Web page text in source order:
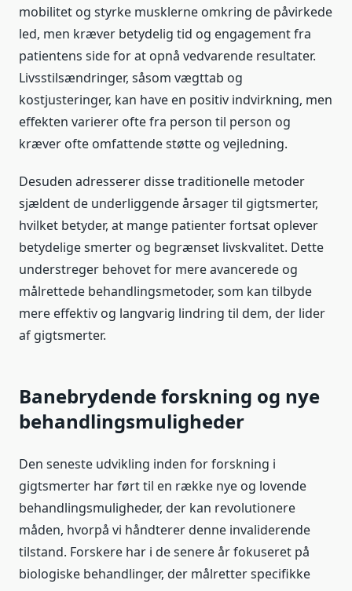
mobilitet og styrke musklerne omkring de påvirkede
led, men kræver betydelig tid og engagement fra
patientens side for at opnå vedvarende resultater.
Livsstilsændringer, såsom vægttab og
kostjusteringer, kan have en positiv indvirkning, men
effekten varierer ofte fra person til person og
kræver ofte omfattende støtte og vejledning.
Desuden adresserer disse traditionelle metoder
sjældent de underliggende årsager til gigtsmerter,
hvilket betyder, at mange patienter fortsat oplever
betydelige smerter og begrænset livskvalitet. Dette
understreger behovet for mere avancerede og
målrettede behandlingsmetoder, som kan tilbyde
mere effektiv og langvarig lindring til dem, der lider
af gigtsmerter.
Banebrydende forskning og nye
behandlingsmuligheder
Den seneste udvikling inden for forskning i
gigtsmerter har ført til en række nye og lovende
behandlingsmuligheder, der kan revolutionere
måden, hvorpå vi håndterer denne invaliderende
tilstand. Forskere har i de senere år fokuseret på
biologiske behandlinger, der målretter specifikke